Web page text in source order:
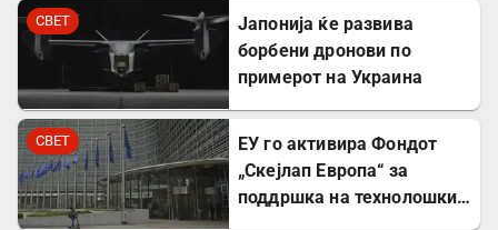
СВЕТ
Јапонија ќе развива
борбени дронови по
примерот на Украина
СВЕТ
ЕУ го активира Фондот
„Скејлап Европа“ за
поддршка на технолошки